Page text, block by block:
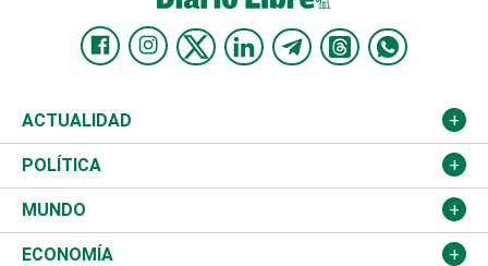
ACTUALIDAD
Nacional
Ciudad
Educación
POLÍTICA
Partidos
JCE
MUNDO
Estados Unidos
ECONOMÍA